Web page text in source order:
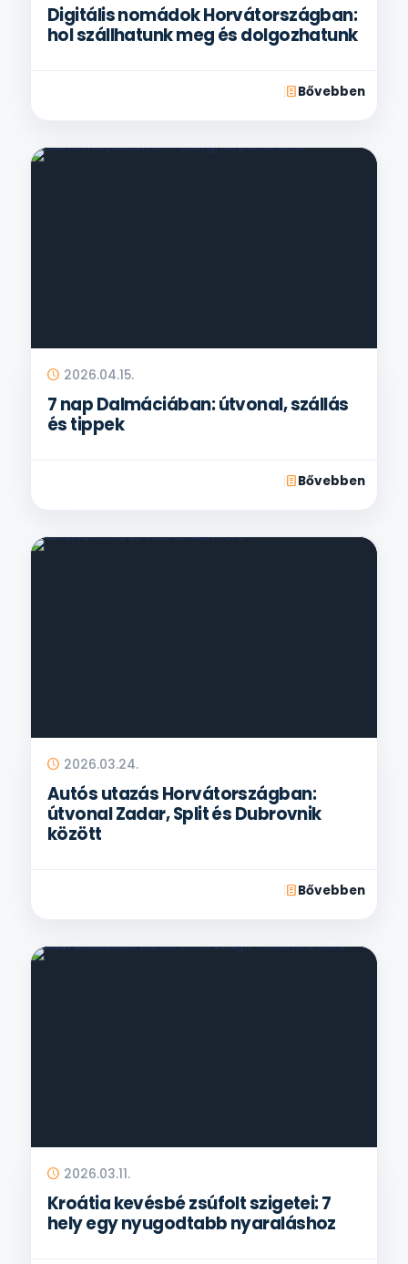
Digitális nomádok Horvátországban:
hol szállhatunk meg és dolgozhatunk
Bővebben
2026.04.15.
7 nap Dalmáciában: útvonal, szállás
és tippek
Bővebben
2026.03.24.
Autós utazás Horvátországban:
útvonal Zadar, Split és Dubrovnik
között
Bővebben
2026.03.11.
Kroátia kevésbé zsúfolt szigetei: 7
hely egy nyugodtabb nyaraláshoz